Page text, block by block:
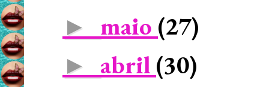
► maio (27)
► abril (30)